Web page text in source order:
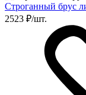
Строганный брус
2523 ₽/шт.